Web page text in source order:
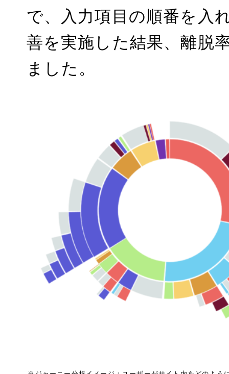
で、入力項目の順番を入
善を実施した結果、離脱
ました。